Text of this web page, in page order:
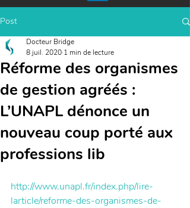
Post
Réforme des organismes
de gestion agréés :
L’UNAPL dénonce un
nouveau coup porté aux
professions lib
Docteur Bridge
8 juil. 2020 1 min de lecture
http://www.unapl.fr/index.php/lire-
larticle/reforme-des-organismes-de-